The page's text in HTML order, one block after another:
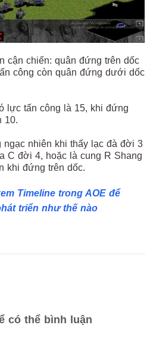
cận chiến: quân đứng trên dốc
công còn quân đứng dưới dốc
lực tấn công là 15, khi đứng
10.
nhiên khi thấy lạc đà đời 3
C đời 4, hoặc là cung R Shang
khi đứng trên dốc.
Timeline trong AOE để
triển như thế nào
có thể bình luận